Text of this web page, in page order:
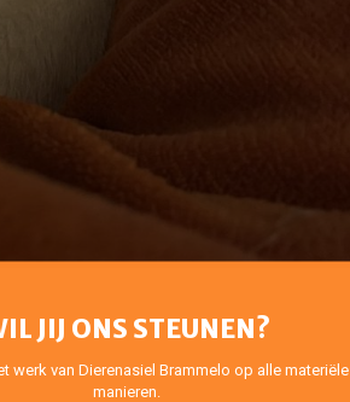
JIJ ONS STEUNEN?
werk van Dierenasiel Brammelo op alle
manieren.